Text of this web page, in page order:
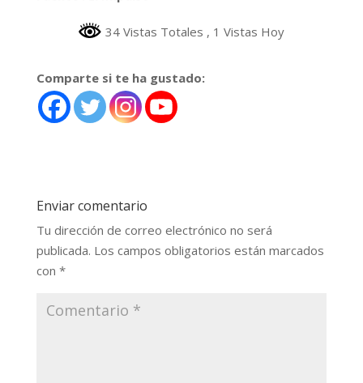
34 Vistas Totales , 1 Vistas Hoy
Comparte si te ha gustado:
Enviar comentario
Tu dirección de correo electrónico no será
publicada. Los campos obligatorios están marcados
con *